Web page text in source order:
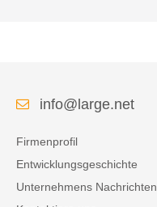
info@large.net
Firmenprofil
Entwicklungsgeschichte
Unternehmens Nachrichten